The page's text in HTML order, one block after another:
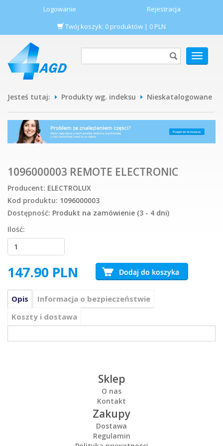
Logowanie
Rejestracja
Twój koszyk: 0 produktów | 0 PLN
POKAŻ
MENU
Jesteś tutaj: Produkty wg. indeksu Nieskatalogowane
1096000003 REMOTE ELECTRONIC
Producent: ELECTROLUX
Kod produktu: 1096000003
Dostępność: Produkt na zamówienie (3 - 4 dni)
Ilość:
147.90 PLN
Opis
Informacja o bezpieczeństwie
Koszty i dostawa
Sklep
O nas
Kontakt
Zakupy
Dostawa
Regulamin